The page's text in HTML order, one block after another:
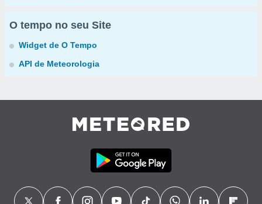
O tempo no seu Site
Widget de O Tempo
API de Meteorologia